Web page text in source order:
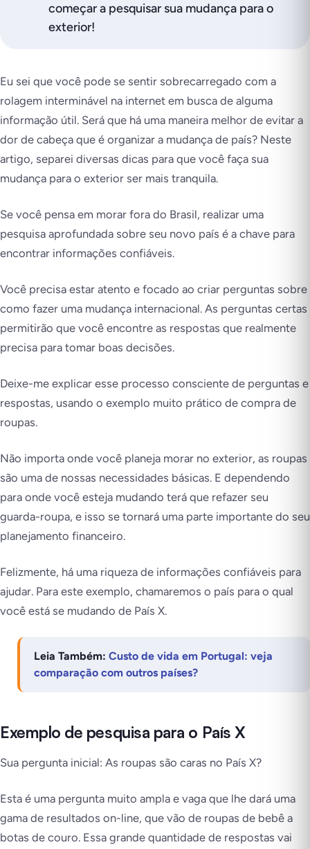
começar a pesquisar sua mudança para o
exterior!
Eu sei que você pode se sentir sobrecarregado com a
rolagem interminável na internet em busca de alguma
informação útil. Será que há uma maneira melhor de evitar a
dor de cabeça que é organizar a mudança de país? Neste
artigo, separei diversas dicas para que você faça sua
mudança para o exterior ser mais tranquila.
Se você pensa em morar fora do Brasil, realizar uma
pesquisa aprofundada sobre seu novo país é a chave para
encontrar informações confiáveis.
Você precisa estar atento e focado ao criar perguntas sobre
como fazer uma mudança internacional. As perguntas certas
permitirão que você encontre as respostas que realmente
precisa para tomar boas decisões.
Deixe-me explicar esse processo consciente de perguntas e
respostas, usando o exemplo muito prático de compra de
roupas.
Não importa onde você planeja morar no exterior, as roupas
são uma de nossas necessidades básicas. E dependendo
para onde você esteja mudando terá que refazer seu
guarda-roupa, e isso se tornará uma parte importante do seu
planejamento financeiro.
Felizmente, há uma riqueza de informações confiáveis para
ajudar. Para este exemplo, chamaremos o país para o qual
você está se mudando de País X.
Leia Também: Custo de vida em Portugal: veja
comparação com outros países?
Exemplo de pesquisa para o País X
Sua pergunta inicial: As roupas são caras no País X?
Esta é uma pergunta muito ampla e vaga que lhe dará uma
gama de resultados on-line, que vão de roupas de bebê a
botas de couro. Essa grande quantidade de respostas vai